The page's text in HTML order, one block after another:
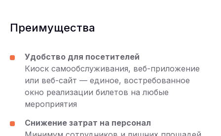
Преимущества
Удобство для посетителей
Киоск самообслуживания, веб-приложение
или веб-сайт — единое, востребованное
окно реализации билетов на любые
мероприятия
Снижение затрат на персонал